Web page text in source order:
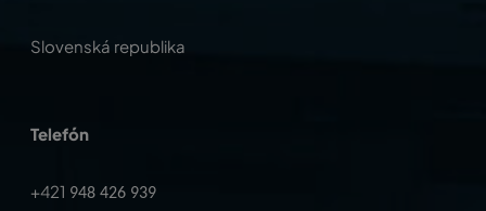
Slovenská republika
Telefón
+421 948 426 939